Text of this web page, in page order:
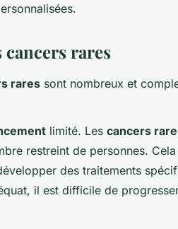
cancers rares
rares sont nombreux et
limité. Les cancers
restreint de personnes.
des traitements
il est difficile de